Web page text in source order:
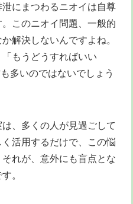
にまつわるニオイは自尊
このニオイ問題、一般的
解決しないんですよね。
もうどうすればいい
多いのではないでしょう
、多くの人が見過ごして
活用するだけで、この悩
れが、意外にも盲点とな
。